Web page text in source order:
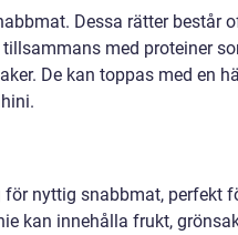
Dessa rätter består
med proteiner
De kan toppas med en
nyttig snabbmat, perfekt
kan innehålla frukt,